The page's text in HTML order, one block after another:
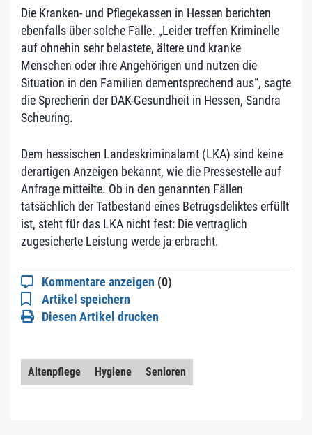
Die Kranken- und Pflegekassen in Hessen berichten
ebenfalls über solche Fälle. „Leider treffen Kriminelle
auf ohnehin sehr belastete, ältere und kranke
Menschen oder ihre Angehörigen und nutzen die
Situation in den Familien dementsprechend aus“, sagte
die Sprecherin der DAK-Gesundheit in Hessen, Sandra
Scheuring.
Dem hessischen Landeskriminalamt (LKA) sind keine
derartigen Anzeigen bekannt, wie die Pressestelle auf
Anfrage mitteilte. Ob in den genannten Fällen
tatsächlich der Tatbestand eines Betrugsdeliktes erfüllt
ist, steht für das LKA nicht fest: Die vertraglich
zugesicherte Leistung werde ja erbracht.
Kommentare anzeigen (0)
Artikel speichern
Diesen Artikel drucken
Altenpflege Hygiene Senioren